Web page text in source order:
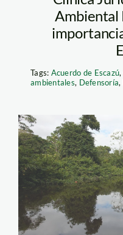
Ambiental
Tags: Acuerdo de Escazú,
ambientales, Defensoría,
nueva
reserva
taguayo